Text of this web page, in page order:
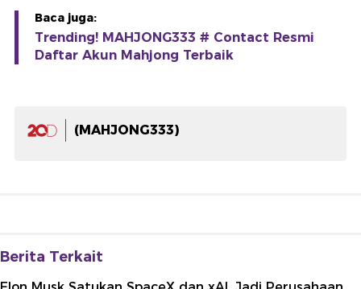
Baca juga:
Trending! MAHJONG333 # Contact Resmi
Daftar Akun Mahjong Terbaik
(MAHJONG333)
Berita Terkait